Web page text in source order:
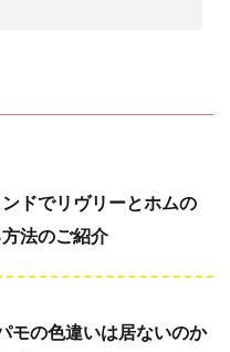
ドでリヴリーとホムの
法のご紹介
モの色違いは居ないのか